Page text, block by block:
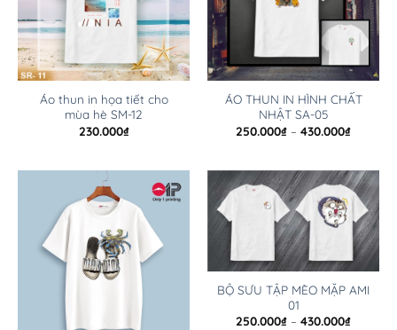
Áo thun in họa tiết cho
mùa hè SM-12
230.000₫
ÁO THUN IN HÌNH CHẤT
NHẬT SA-05
250.000₫ – 430.000₫
BỘ SƯU TẬP MÈO MẶP AMI
01
250.000₫ – 430.000₫